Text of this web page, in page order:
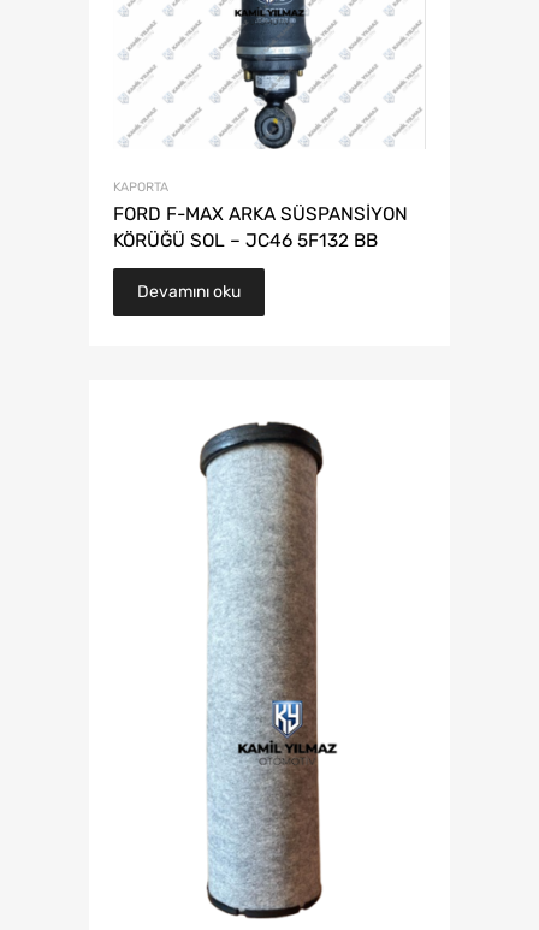
KAPORTA
FORD F-MAX ARKA SÜSPANSİYON
KÖRÜĞÜ SOL – JC46 5F132 BB
Devamını oku